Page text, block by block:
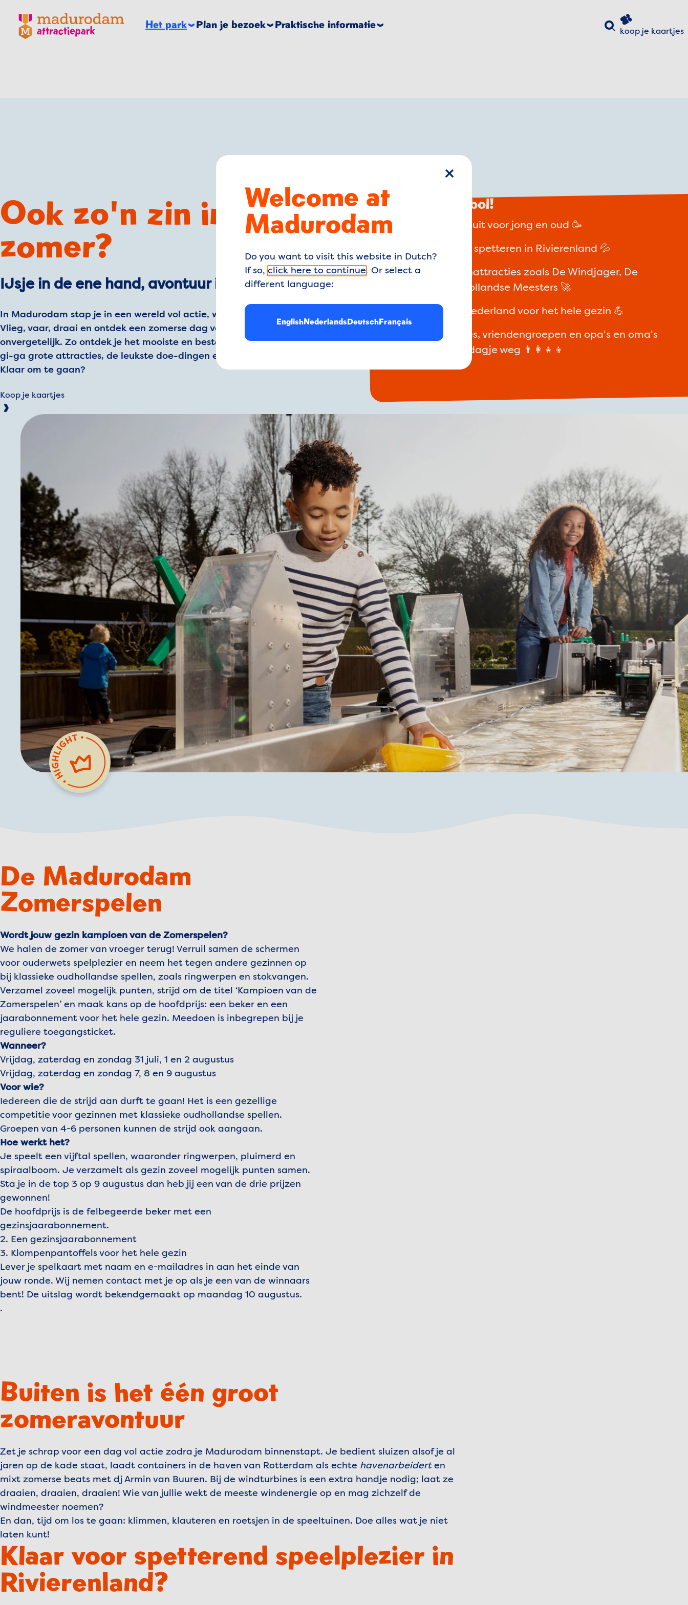
Madurodam logo, naar de homepage
koop je kaartjes
Het park Plan je bezoek Praktische informatie
Zoeken
Ook zo'n zin in de
zomer?
IJsje in de ene hand, avontuur in de andere!
In Madurodam stap je in een wereld vol actie, waterpret en avontuur.
Vlieg, vaar, draai en ontdek een zomerse dag vol plezier: reuzegezellig en
onvergetelijk. Zo ontdek je het mooiste en beste van Nederland in onze
gi-ga grote attracties, de leukste doe-dingen en tofste speeltuinen.
Klaar om te gaan?
Koop je kaartjes
De zomer in je bol!
Een hele dag er op uit voor jong en oud 🥳
Volop waterpret en spetteren in Rivierenland 💦
GI-GA grote binnenattracties zoals De Windjager, De
Waterwolf en De Hollandse Meesters 🚀
Doe-dingen over Nederland voor het hele gezin 💪
Perfect voor families, vriendengroepen en opa's en oma's
óf een romantisch dagje weg 👨‍👩‍👧‍👦
De Madurodam
Zomerspelen
Wordt jouw gezin kampioen van de Zomerspelen?
We halen de zomer van vroeger terug! Verruil samen de schermen
voor ouderwets spelplezier en neem het tegen andere gezinnen op
bij klassieke oudhollandse spellen, zoals ringwerpen en stokvangen.
Verzamel zoveel mogelijk punten, strijd om de titel ‘Kampioen van de
Zomerspelen’ en maak kans op de hoofdprijs: een beker en een
jaarabonnement voor het hele gezin. Meedoen is inbegrepen bij je
reguliere toegangsticket.
Wanneer?
Vrijdag, zaterdag en zondag 31 juli, 1 en 2 augustus
Vrijdag, zaterdag en zondag 7, 8 en 9 augustus
Voor wie?
Iedereen die de strijd aan durft te gaan! Het is een gezellige
competitie voor gezinnen met klassieke oudhollandse spellen.
Groepen van 4-6 personen kunnen de strijd ook aangaan.
Hoe werkt het?
Je speelt een vijftal spellen, waaronder ringwerpen, pluimerd en
spiraalboom. Je verzamelt als gezin zoveel mogelijk punten samen.
Sta je in de top 3 op 9 augustus dan heb jij een van de drie prijzen
gewonnen!
De hoofdprijs is de felbegeerde beker met een
gezinsjaarabonnement.
2. Een gezinsjaarabonnement
3. Klompenpantoffels voor het hele gezin
Lever je spelkaart met naam en e-mailadres in aan het einde van
jouw ronde. Wij nemen contact met je op als je een van de winnaars
bent! De uitslag wordt bekendgemaakt op maandag 10 augustus.
.
Buiten is het één groot
zomeravontuur
Zet je schrap voor een dag vol actie zodra je Madurodam binnenstapt. Je bedient sluizen alsof je al
jaren op de kade staat, laadt containers in de haven van Rotterdam als echte havenarbeiderten
mixt zomerse beats met dj Armin van Buuren. Bij de windturbines is een extra handje nodig; laat ze
draaien, draaien, draaien! Wie van jullie wekt de meeste windenergie op en mag zichzelf de
windmeester noemen?
En dan, tijd om los te gaan: klimmen, klauteren en roetsjen in de speeltuinen. Doe alles wat je niet
laten kunt!
Klaar voor spetterend speelplezier in
Rivierenland?
sluiten
Welcome at
Madurodam
Do you want to visit this website in Dutch?
If so, click here to continue . Or select a
different language:
EnglishNederlandsDeutschFrançais